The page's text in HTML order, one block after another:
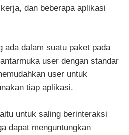
dan beberapa aplikasi
ada dalam suatu paket pada
user dengan standar
user untuk
tiap aplikasi.
untuk saling berinteraksi
dapat menguntungkan